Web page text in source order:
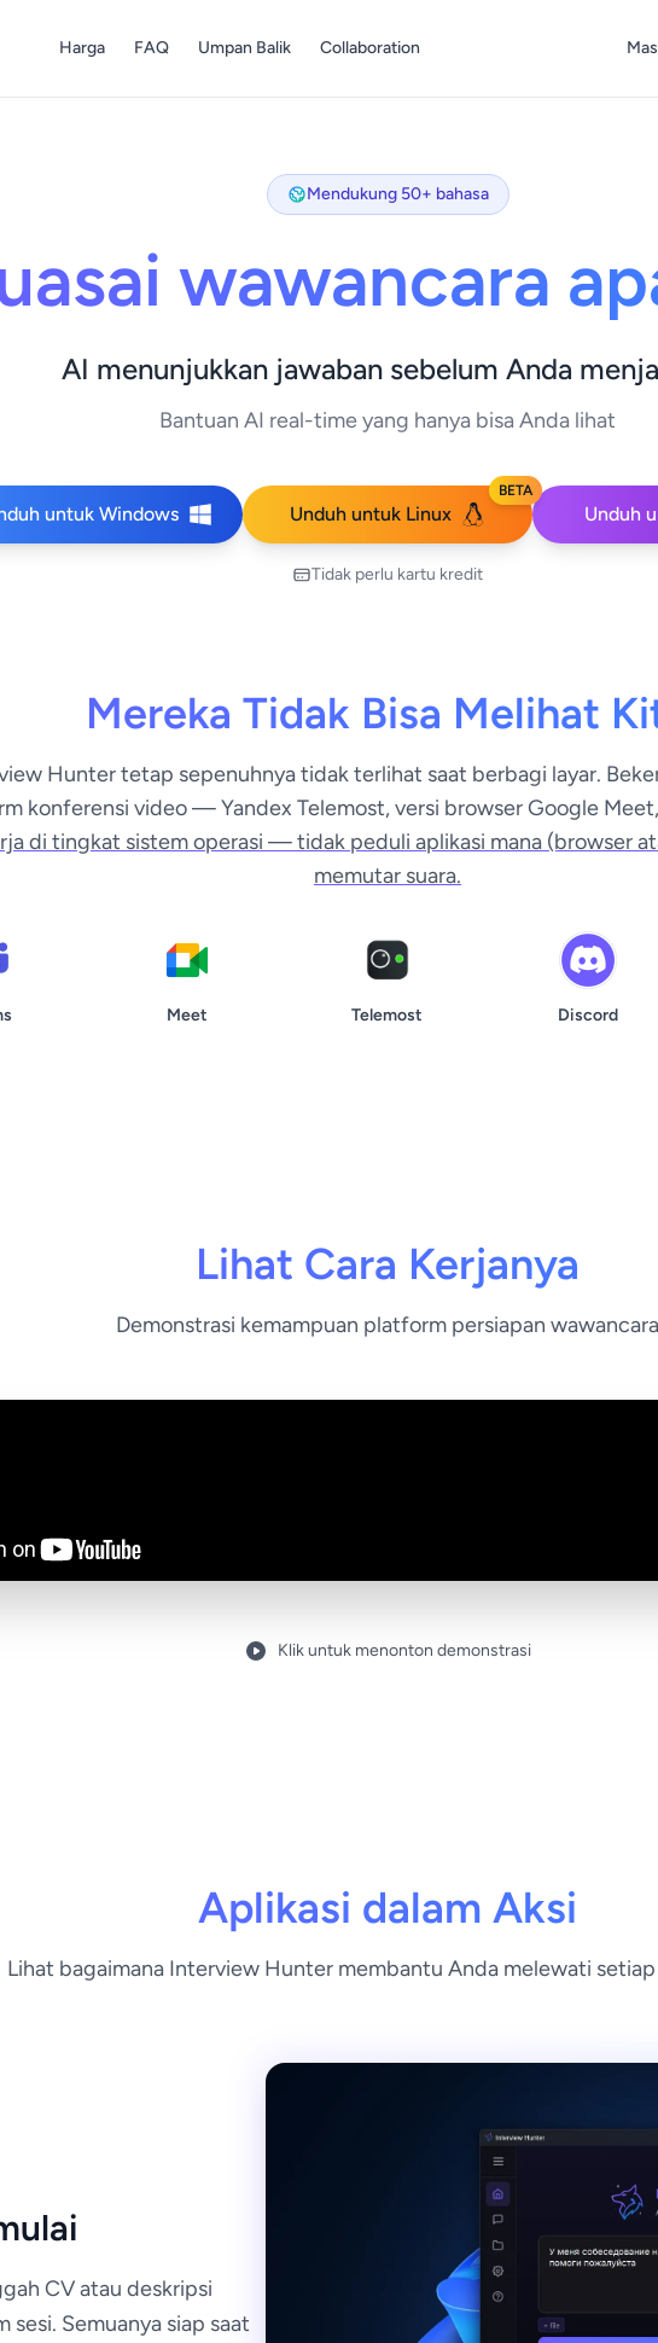
Harga FAQ Umpan Balik Collaboration
Mendukung 50+ bahasa
wawancara
AI menunjukkan jawaban sebelum Anda
Bantuan AI real-time yang hanya bisa Anda lihat
untuk Windows Unduh untuk Linux
BETA
Unduh
Tidak perlu kartu kredit
Mereka Tidak Bisa Melihat
Hunter tetap sepenuhnya tidak terlihat saat berbagi layar.
konferensi video — Yandex Telemost, versi browser Google
di tingkat sistem operasi — tidak peduli aplikasi mana (browser
memutar suara.
Meet Telemost Discord
Lihat Cara Kerjanya
Demonstrasi kemampuan platform persiapan wawancara
Klik untuk menonton demonstrasi
Aplikasi dalam Aksi
Lihat bagaimana Interview Hunter membantu Anda melewati
CV atau deskripsi
sesi. Semuanya siap saat